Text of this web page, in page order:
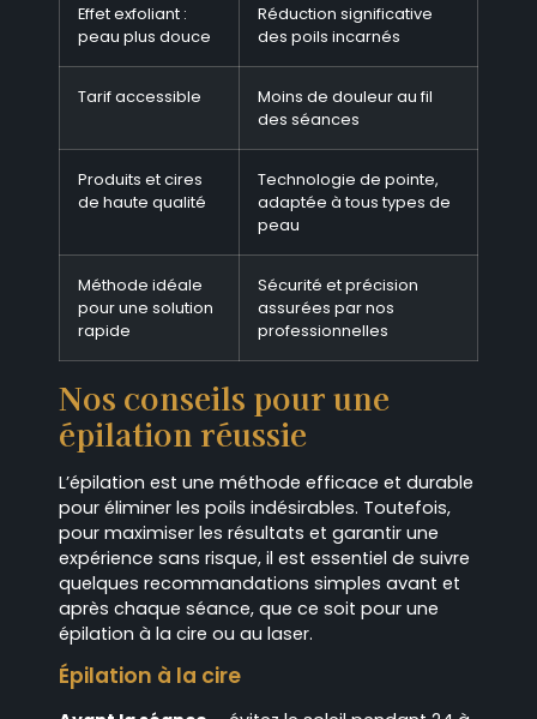
Effet exfoliant :
peau plus douce
Réduction significative
des poils incarnés
Tarif accessible
Moins de douleur au fil
des séances
Produits et cires
de haute qualité
Technologie de pointe,
adaptée à tous types de
peau
Méthode idéale
pour une solution
rapide
Sécurité et précision
assurées par nos
professionnelles
Nos conseils pour une
épilation réussie
L’épilation est une méthode efficace et durable
pour éliminer les poils indésirables. Toutefois,
pour maximiser les résultats et garantir une
expérience sans risque, il est essentiel de suivre
quelques recommandations simples avant et
après chaque séance, que ce soit pour une
épilation à la cire ou au laser.
Épilation à la cire